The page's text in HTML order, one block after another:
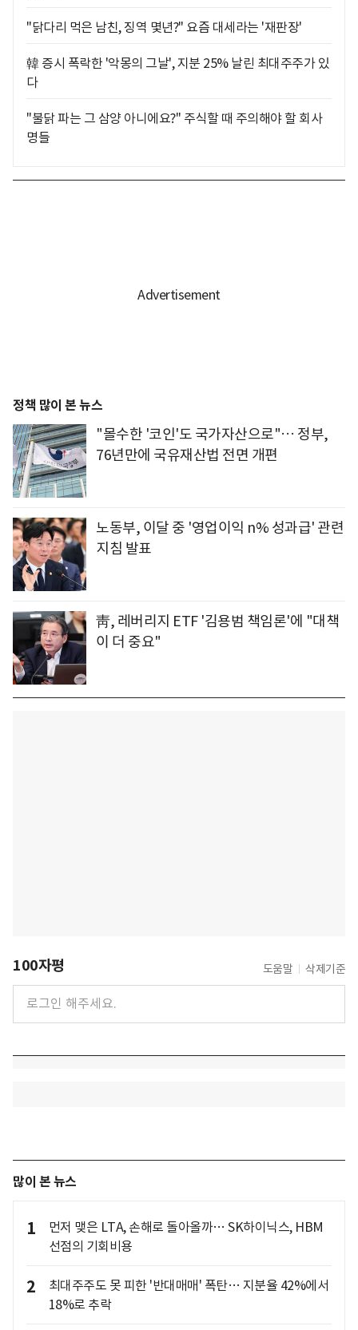
"닭다리 먹은 남친, 징역 몇년?" 요즘 대세라는 '재판장'
韓 증시 폭락한 '악몽의 그날', 지분 25% 날린 최대주주가 있
다
"불닭 파는 그 삼양 아니에요?" 주식할 때 주의해야 할 회사
명들
정책 많이 본 뉴스
"몰수한 '코인'도 국가자산으로"… 정부,
76년만에 국유재산법 전면 개편
노동부, 이달 중 '영업이익 n% 성과급' 관련
지침 발표
靑, 레버리지 ETF '김용범 책임론'에 "대책
이 더 중요"
100자평 도움말 삭제기준
많이 본 뉴스
1
먼저 맺은 LTA, 손해로 돌아올까… SK하이닉스, HBM
선점의 기회비용
2
최대주주도 못 피한 '반대매매' 폭탄… 지분율 42%에서
18%로 추락